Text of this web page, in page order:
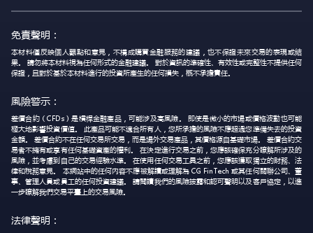
免責聲明：
本材料僅反映個人觀點和意見，不構成購買金融服務的建議，也不保證未來交易的表現或結
果。 請勿將本材料視為任何形式的金融建議。 對於資訊的準確性、有效性或完整性不提供任何
保證，且對於基於本材料進行的投資所產生的任何損失，概不承擔責任。
風險警示：
差價合約（CFDs）是槓桿金融產品，可能涉及高風險。 即使是微小的市場或價格波動也可能
極大地影響投資價值。 此產品可能不適合所有人，您所承擔的風險不應超過您準備失去的投資
金額。 差價合約不在任何交易所交易，而是場外交易產品，其價格源自基礎市場。 差價合約交
易者不擁有或享有任何基礎資產的權利。 在決定進行交易之前，您應該確保充分瞭解所涉及的
風險，並考慮到自己的交易經驗水準。 在使用任何交易工具之前，您應該獲取獨立的財務、法
律和稅務意見。 本網站中的任何內容不應被解讀或理解為 CG FinTech 或其任何關聯公司、董
事、管理人員或員工的任何投資建議。 請閱讀我們的風險披露和認可聲明以及客戶協定，以進
一步瞭解我們交易平臺上的交易風險。
法律聲明：